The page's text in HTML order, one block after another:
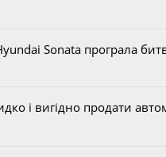
Sonata програла
і вигідно продати